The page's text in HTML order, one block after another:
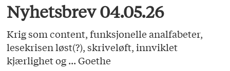
Nyhetsbrev 04.05.26
Krig som content, funksjonelle analfabeter,
lesekrisen løst(?), skriveløft, innviklet
kjærlighet og ... Goethe